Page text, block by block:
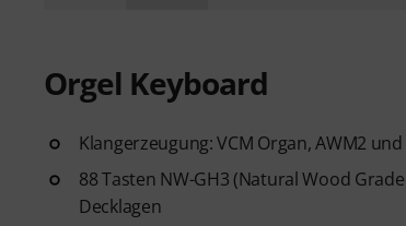
Orgel Keyboard
Klangerzeugung: VCM Organ, AWM2 und
88 Tasten NW-GH3 (Natural Wood
Decklagen